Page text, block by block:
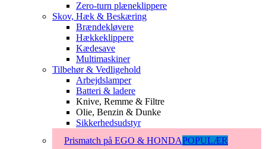
Zero-turn plæneklippere
Skov, Hæk & Beskæring
Brændekløvere
Hækkeklippere
Kædesave
Multimaskiner
Tilbehør & Vedligehold
Arbejdslamper
Batteri & ladere
Knive, Remme & Filtre
Olie, Benzin & Dunke
Sikkerhedsudstyr
Prismatch på EGO & HONDAPOPULÆR